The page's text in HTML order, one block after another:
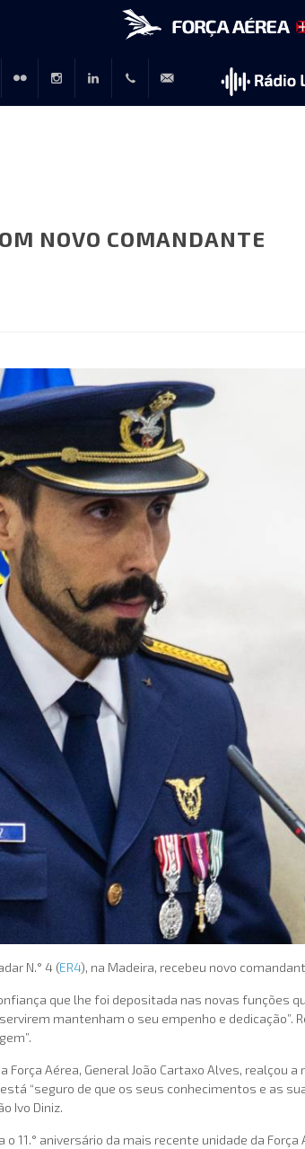
NOVO COMANDANTE
N.° 4 (ER4), na Madeira, recebeu novo
que lhe foi depositada nas novas funções
mantenham o seu empenho e
Aérea, General João Cartaxo Alves, realçou a
“seguro de que os seus conhecimentos e as
Ivo Diniz.
11.° aniversário da mais recente unidade da